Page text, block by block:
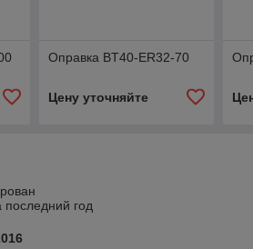
Оправка BT40-ER32-70
Цену уточняйте
последний год